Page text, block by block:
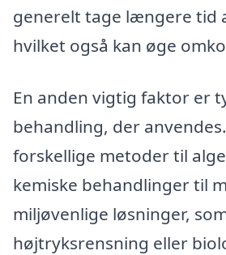
generelt tage længere tid
hvilket også kan øge
En anden vigtig faktor er
behandling, der
forskellige metoder til
kemiske behandlinger til
miljøvenlige løsninger,
højtryksrensning eller